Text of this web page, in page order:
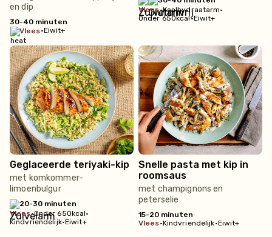
en dip
30-40 minuten
vlees•Eiwit+
vlees•Koolhydraatarm•
Onder 650kcal•Eiwit+
Geglaceerde teriyaki-kip
met komkommer-
limoenbulgur
20-30 minuten
vlees•Onder 650kcal•
Kindvriendelijk•Eiwit+
Snelle pasta met kip in
roomsaus
met champignons en
peterselie
15-20 minuten
vlees•Kindvriendelijk•Eiwit+